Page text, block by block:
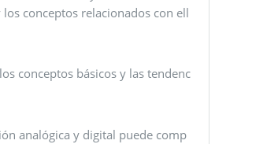
conceptos relacionados con ell
conceptos básicos y las tendenc
analógica y digital puede comp